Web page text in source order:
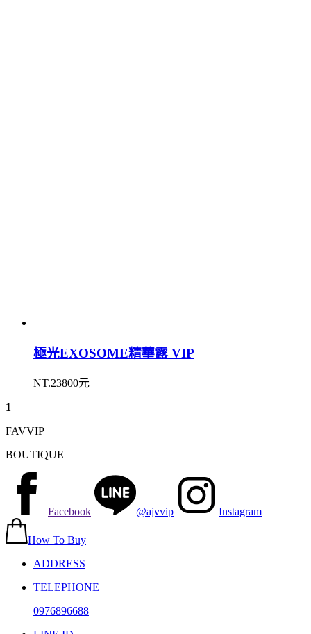
極光EXOSOME精華露 VIP
NT.23800元
1
FAVVIP
BOUTIQUE
Facebook @ajvvip Instagram
How To Buy
ADDRESS
TELEPHONE
0976896688